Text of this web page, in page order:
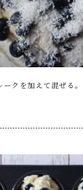
クを加えて混ぜる。